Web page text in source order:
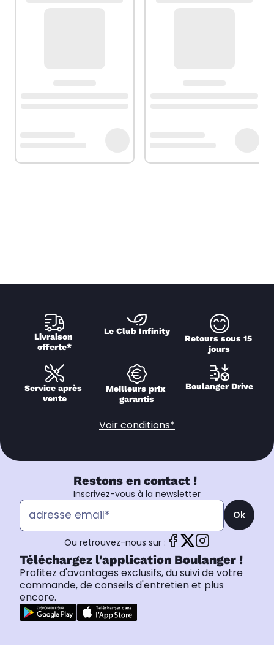
Livraison
offerte*
Le Club Infinity
Retours sous 15
jours
Service après
vente
Meilleurs prix
garantis
Boulanger Drive
Voir conditions*
Restons en contact !
Inscrivez-vous à la newsletter
Ok
Ou retrouvez-nous sur :
Téléchargez l'application Boulanger !
Profitez d'avantages exclusifs, du suivi de votre
commande, de conseils d'entretien et plus
encore.